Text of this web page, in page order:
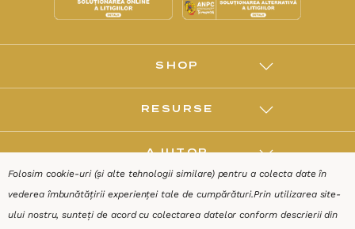
SHOP
RESURSE
AJUTOR
DESPRE
Folosim cookie-uri (și alte tehnologii similare) pentru a colecta date în
vederea îmbunătățirii experienței tale de cumpărături.Prin utilizarea site-
ului nostru, sunteți de acord cu colectarea datelor conform descrierii din